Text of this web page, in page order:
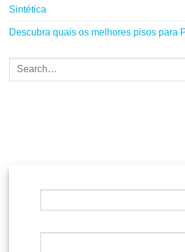
Sintética
Descubra quais os melhores pisos para